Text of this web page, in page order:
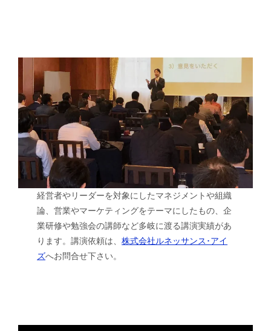
経営者やリーダーを対象にしたマネジメントや組織
論、営業やマーケティングをテーマにしたもの、企
業研修や勉強会の講師など多岐に渡る講演実績があ
ります。講演依頼は、株式会社ルネッサンス･アイ
ズへお問合せ下さい。